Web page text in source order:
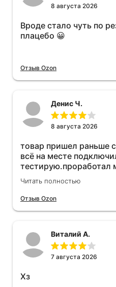
8 августа 2026
Вроде стало чуть по
плацебо 😀
Отзыв Ozon
Денис Ч.
8 августа 2026
товар пришел раньше
всё на месте
тестирую.проработал
работать прибавился
жаль деньги на ветер
Читать полностью
Отзыв Ozon
Виталий А.
7 августа 2026
Хз